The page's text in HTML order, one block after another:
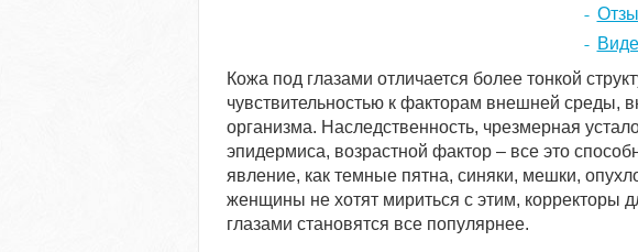
Кожа под глазами отличается более тонкой
чувствительностью к факторам внешней среды,
организма. Наследственность, чрезмерная
эпидермиса, возрастной фактор – все это
явление, как темные пятна, синяки, мешки,
женщины не хотят мириться с этим, корректоры
глазами становятся все популярнее.